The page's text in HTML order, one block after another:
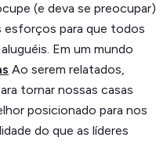
(e deva se preocupar)
esforços para que todos
Em um mundo
Ao serem relatados,
tornar nossas casas
posicionado para nos
do que as líderes